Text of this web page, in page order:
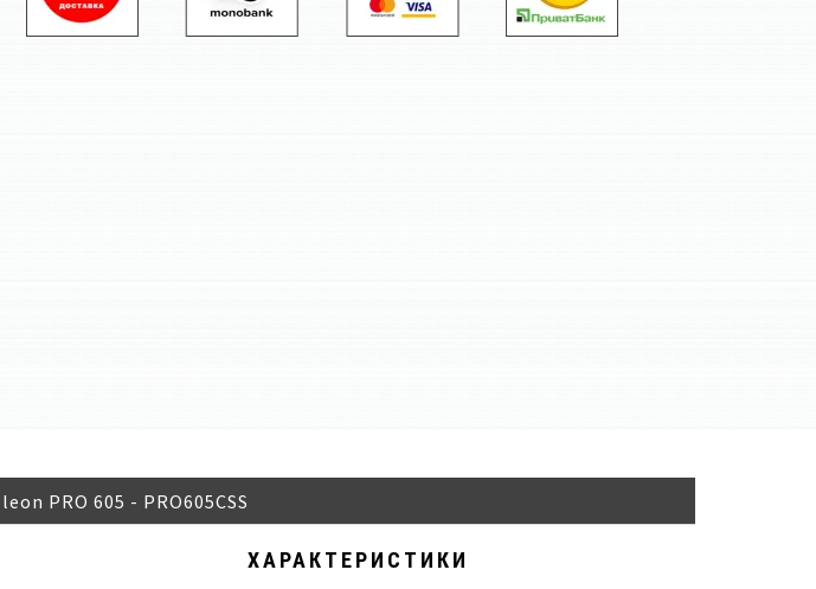
PRO 605 - PRO605CSS
ХАРАКТЕРИСТИКИ